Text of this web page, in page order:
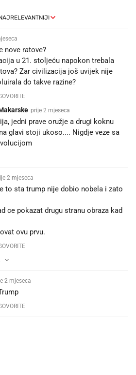
nove ratove?
u 21. stoljeću napokon trebala
Zar civilizacija još uvijek nije
do takve razine?
prije 2 mjeseca
jedni prave oružje a drugi koknu
glavi stoji ukoso.... Nigdje veze sa
2 mjeseca
to sta trump nije dobio nobela i zato
ce pokazat drugu stranu obraza kad
ovu prvu.
2 mjeseca